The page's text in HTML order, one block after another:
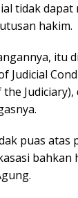
tidak
hakim.
itu
Judicial
puas atas